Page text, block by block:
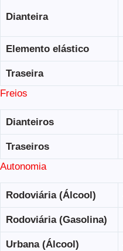
Dianteira
Elemento elástico
Traseira
Freios
Dianteiros
Traseiros
Autonomia
Rodoviária (Álcool)
Rodoviária (Gasolina)
Urbana (Álcool)